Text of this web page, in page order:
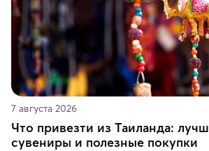
7 августа 2026
Что привезти из Таиланда:
сувениры и полезные покупки